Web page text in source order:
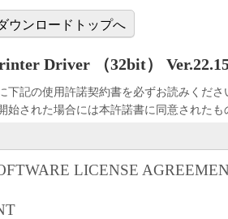
ウンロードトップへ
Driver （32bit）
下記の使用許諾契約書を必ずお読みくださ
始された場合には本許諾書に同意された
LICENSE